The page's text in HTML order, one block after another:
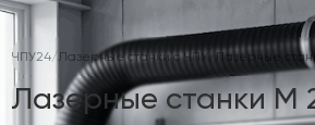
ЧПУ24/Лазерные станки с ЧПУ / Лазерные
Лазерные станки M